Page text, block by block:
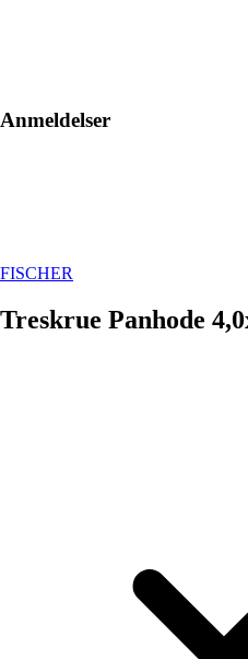
Anmeldelser
FISCHER
Treskrue Panhode